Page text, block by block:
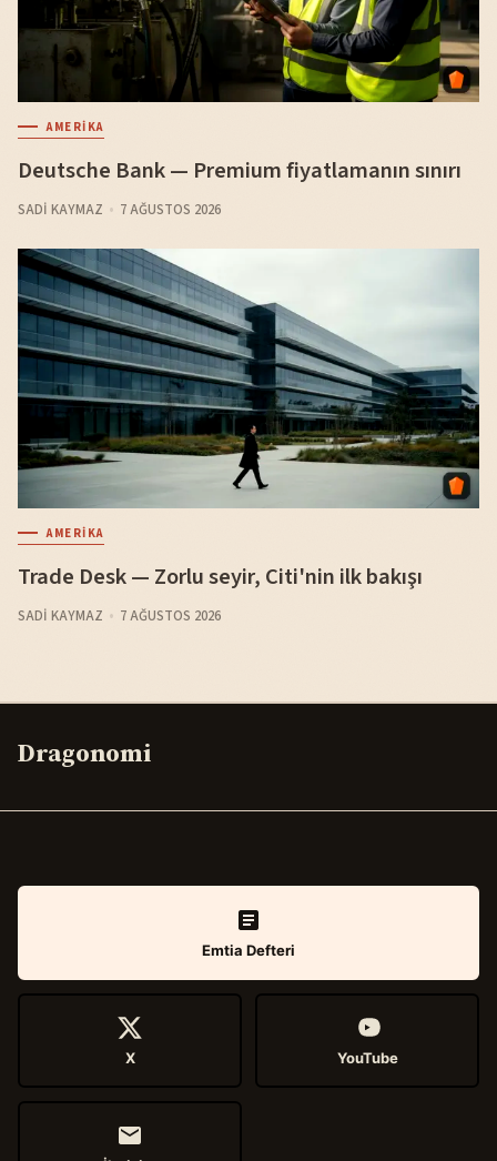
AMERIKA
Deutsche Bank — Premium fiyatlamanın sınırı
SADI KAYMAZ 7 AĞUSTOS 2026
AMERIKA
Trade Desk — Zorlu seyir, Citi'nin ilk bakışı
SADI KAYMAZ 7 AĞUSTOS 2026
Dragonomi
Emtia Defteri
X YouTube